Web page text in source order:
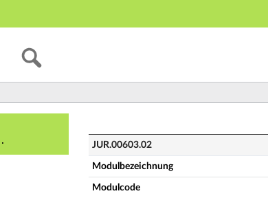
JUR.00603.02
Modulbezeichnung
Modulcode